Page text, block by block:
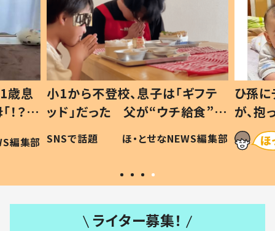
歳息
？」
編集部
小1から不登校、息子は「ギフテ
ッド」だった 父が“ウチ給食”を
作り続ける理由とは #令和の親
#令和の子
SNSで話題 ほ・とせなNEWS編集部
ひ孫
が、
「涙が
い」
ライター募集！